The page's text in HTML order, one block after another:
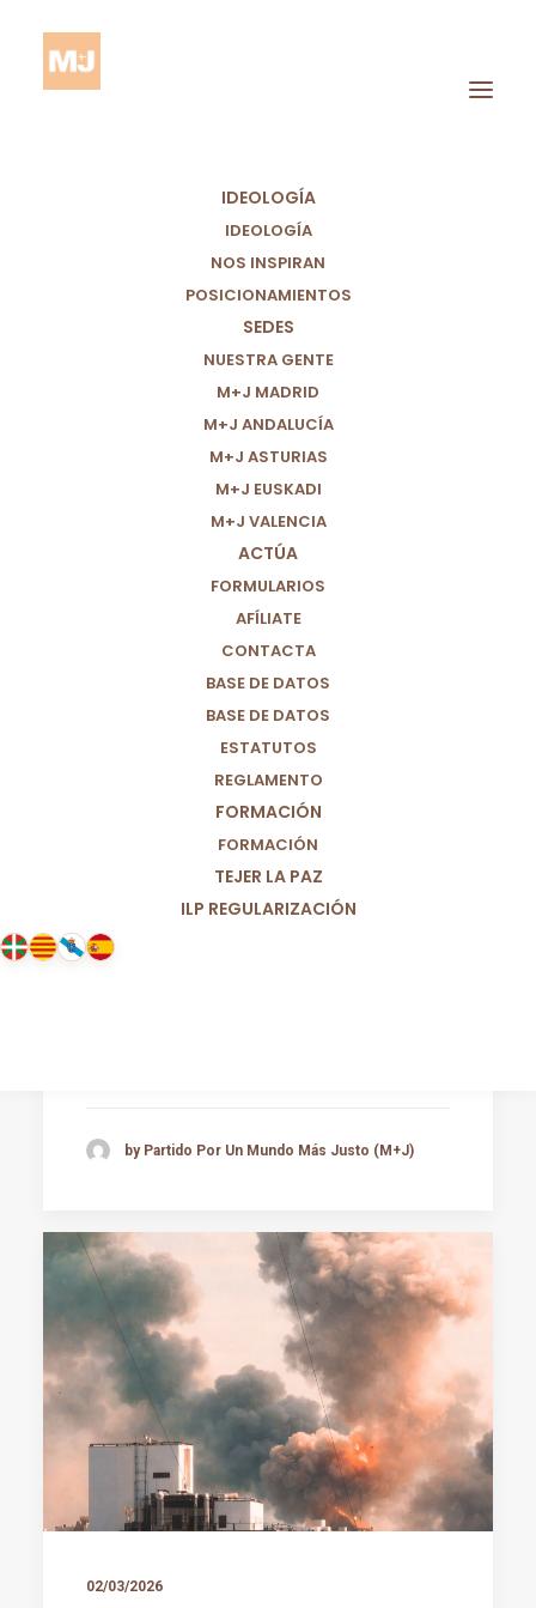
IDEOLOGÍA
IDEOLOGÍA
NOS INSPIRAN
POSICIONAMIENTOS
SEDES
NUESTRA GENTE
M+J MADRID
M+J ANDALUCÍA
M+J ASTURIAS
M+J EUSKADI
M+J VALENCIA
ACTÚA
FORMULARIOS
AFÍLIATE
CONTACTA
BASE DE DATOS
BASE DE DATOS
ESTATUTOS
REGLAMENTO
FORMACIÓN
FORMACIÓN
TEJER LA PAZ
ILP REGULARIZACIÓN
Soluciones Pacíficas
by Partido Por Un Mundo Más Justo (M+J)
02/03/2026